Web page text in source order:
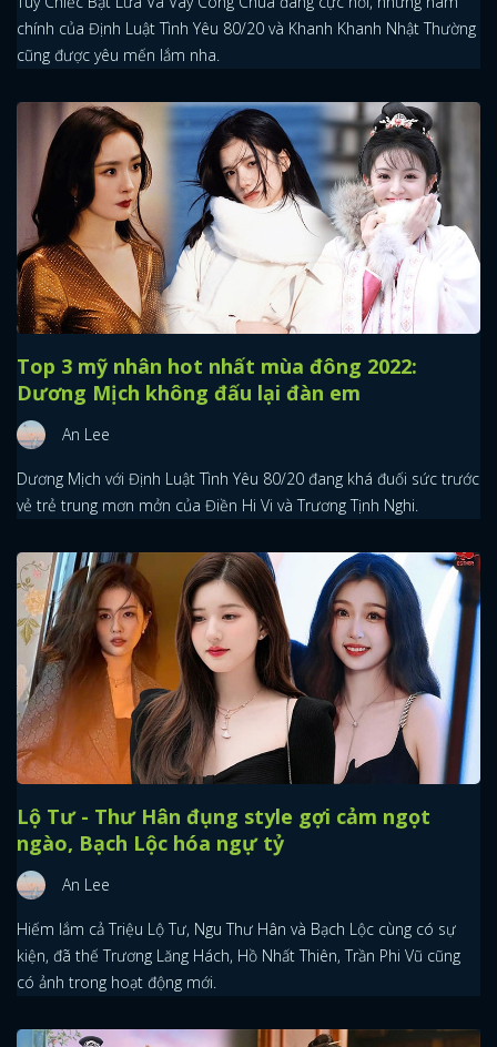
x
ĐĂNG NHẬP
FACEBOOK GOOGLE
chính của Định Luật Tình Yêu 80/20 và Khanh Khanh Nhật Thường
cũng được yêu mến lắm nha.
Top 3 mỹ nhân hot nhất mùa đông 2022:
Dương Mịch không đấu lại đàn em
An Lee
Dương Mịch với Định Luật Tình Yêu 80/20 đang khá đuối sức trước
vẻ trẻ trung mơn mởn của Điền Hi Vi và Trương Tịnh Nghi.
Lộ Tư - Thư Hân đụng style gợi cảm ngọt
ngào, Bạch Lộc hóa ngự tỷ
An Lee
Hiếm lắm cả Triệu Lộ Tư, Ngu Thư Hân và Bạch Lộc cùng có sự
kiện, đã thế Trương Lăng Hách, Hồ Nhất Thiên, Trần Phi Vũ cũng
có ảnh trong hoạt động mới.